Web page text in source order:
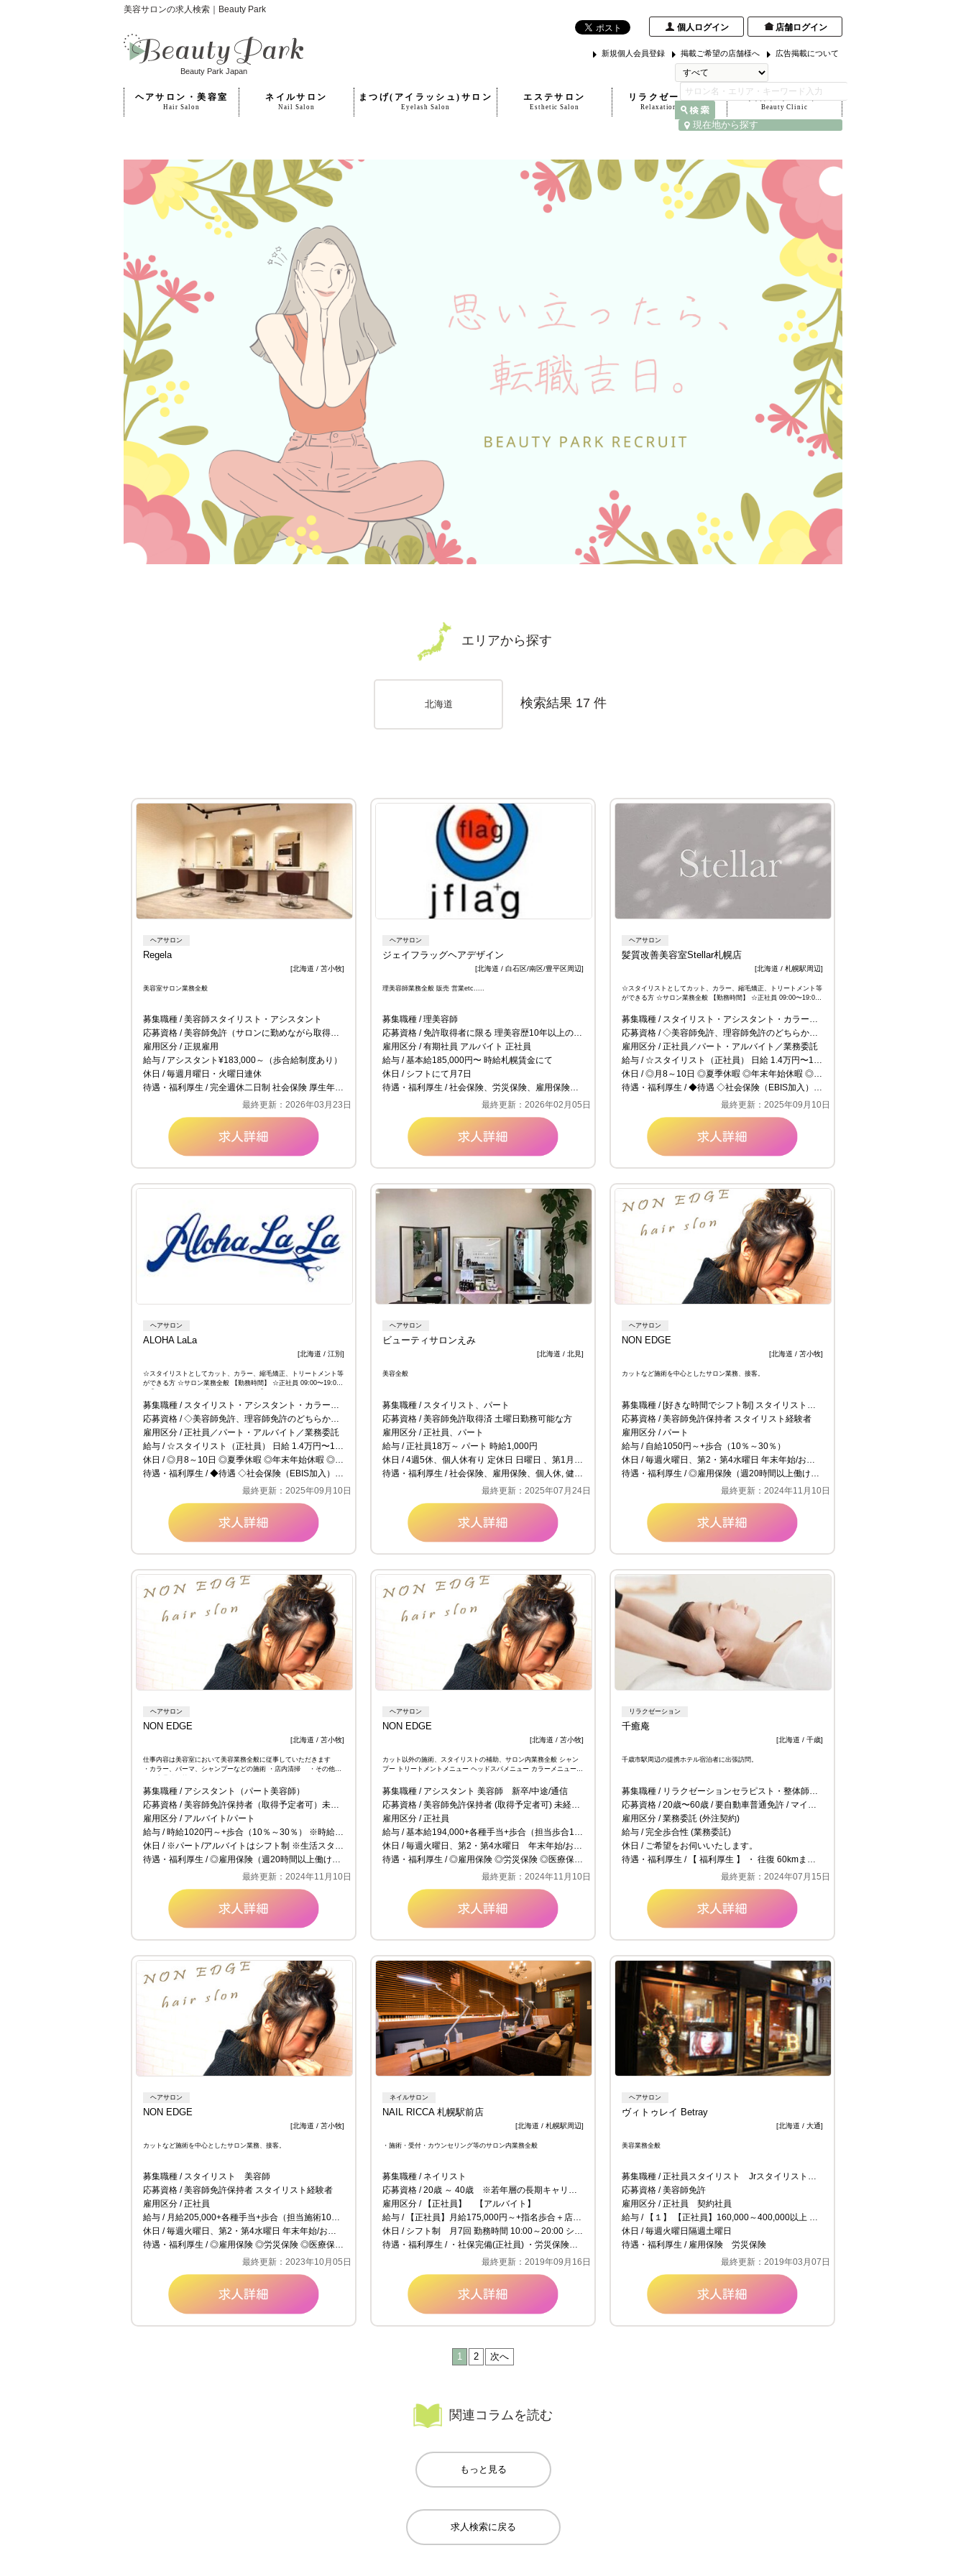
美容サロンの求人検索｜Beauty Park
Beauty Park Japan
個人ログイン 店舗ログイン
広告掲載について
掲載ご希望の店舗様へ
新規個人会員登録
現在地から探す
ヘアサロン・美容室
Hair Salon
ネイルサロン
Nail Salon
まつげ(アイラッシュ)サロン
Eyelash Salon
エステサロン
Esthetic Salon
リラクゼーション
Relaxation Salon
美容クリニック
Beauty Clinic
エリアから探す
北海道 検索結果 17 件
ヘアサロン
Regela
[北海道 / 苫小牧]
美容室サロン業務全般
募集職種
美容師スタイリスト・アシスタント
応募資格
美容師免許（サロンに勤めながら取得予定アシスタントも可）
雇用区分
正規雇用
給与
アシスタント¥183,000～（歩合給制度あり）
休日
毎週月曜日・火曜日連休
待遇・福利厚生
完全週休二日制 社会保険 厚生年金 労災保険 雇用保険 夏季・冬季休暇 有給休暇制度 社員レクリエーション
最終更新：2026年03月23日
ヘアサロン
ジェイフラッグヘアデザイン
[北海道 / 白石区/南区/豊平区周辺]
理美容師業務全般 販売 営業etc.....
募集職種
理美容師
応募資格
免許取得者に限る 理美容歴10年以上の男女
雇用区分
有期社員 アルバイト 正社員
給与
基本給185,000円〜 時給札幌賃金にて
休日
シフトにて月7日
待遇・福利厚生
社会保険、労災保険、雇用保険完備
最終更新：2026年02月05日
ヘアサロン
髪質改善美容室Stellar札幌店
[北海道 / 札幌駅周辺]
☆スタイリストとしてカット、カラー、縮毛矯正、トリートメント等
ができる方 ☆サロン業務全般 【勤務時間】 ☆正社員 09:00〜19:00
募集職種
スタイリスト・アシスタント・カラーリスト
応募資格
◇美容師免許、理容師免許のどちらかを保有している方 ◇スタイリストとしてカット、カラー、縮毛矯正、トリートメント等ができる方 ◇学歴・年齢不問 ◇ブランクのある方も歓迎
雇用区分
正社員／パート・アルバイト／業務委託
給与
☆スタイリスト（正社員） 日給 1.4万円〜1.4万円 日給14000×土日祝日の出勤した日数。 例）14000×6＝84000+交通費 交通費を請求する場合は領収書の提出が必要。 ＜試用期間あり＞ 1ヶ月 〜 3ヶ月 / 日給 14,000円 ☆パート 時給 1,200円〜1,500円 試用期間中は1100円で 以降1200円に上がります。 ＜試用期間あり＞ 1ヶ月 〜 3ヶ月 / 時給 1,100円 ☆業務委託 完全歩合 18.0万円〜60.0万円 技術売上フリー40％ 指名50～60% 商品売上10%
休日
◎月8～10日 ◎夏季休暇 ◎年末年始休暇 ◎誕生日休暇 ​◎有給休暇
待遇・福利厚生
◆待遇 ◇社会保険（EBIS加入） ◇雇用保険・労災保険 ◇交通費支給（上限2万円まで） ◇昇給制度あり ◇社員割引あり ◇車通勤可 ◇外部講習会参加 ◆教育・研修制度 ・社内研修制度有り ・社内カリキュラム制度有り ・研修期間3ヶ月間
最終更新：2025年09月10日
ヘアサロン
ALOHA LaLa
[北海道 / 江別]
☆スタイリストとしてカット、カラー、縮毛矯正、トリートメント等
ができる方 ☆サロン業務全般 【勤務時間】 ☆正社員 09:00〜19:00
募集職種
スタイリスト・アシスタント・カラーリスト
応募資格
◇美容師免許、理容師免許のどちらかを保有している方 ◇スタイリストとしてカット、カラー、縮毛矯正、トリートメント等ができる方 ◇学歴・年齢不問 ◇ブランクのある方も歓迎
雇用区分
正社員／パート・アルバイト／業務委託
給与
☆スタイリスト（正社員） 日給 1.4万円〜1.4万円 日給14000×土日祝日の出勤した日数。 例）14000×6＝84000+交通費 交通費を請求する場合は領収書の提出が必要。 ＜試用期間あり＞ 1ヶ月 〜 3ヶ月 / 日給 14,000円 ☆パート 時給 1,200円〜1,500円 試用期間中は1100円で 以降1200円に上がります。 ＜試用期間あり＞ 1ヶ月 〜 3ヶ月 / 時給 1,100円 ☆業務委託 完全歩合 18.0万円〜60.0万円 技術売上フリー40％ 指名50～60% 商品売上10%
休日
◎月8～10日 ◎夏季休暇 ◎年末年始休暇 ◎誕生日休暇 ​◎有給休暇
待遇・福利厚生
◆待遇 ◇社会保険（EBIS加入） ◇雇用保険・労災保険 ◇交通費支給（上限2万円まで） ◇昇給制度あり ◇社員割引あり ◇車通勤可 ◇外部講習会参加 ◆教育・研修制度 ・社内研修制度有り ・社内カリキュラム制度有り ・研修期間3ヶ月間
最終更新：2025年09月10日
ヘアサロン
ビューティサロンえみ
[北海道 / 北見]
美容全般
募集職種
スタイリスト、パート
応募資格
美容師免許取得済 土曜日勤務可能な方
雇用区分
正社員、パート
給与
正社員18万～ パート 時給1,000円
休日
4週5休、個人休有り 定休日 日曜日 、第1月曜日、第3月曜日
待遇・福利厚生
社会保険、雇用保険、個人休, 健康保険、厚生年金
最終更新：2025年07月24日
ヘアサロン
NON EDGE
[北海道 / 苫小牧]
カットなど施術を中心としたサロン業務、接客。
募集職種
[好きな時間でシフト制] スタイリスト（パート美容師）
応募資格
美容師免許保持者 スタイリスト経験者
雇用区分
パート
給与
自給1050円～+歩合（10％～30％）
休日
毎週火曜日、第2・第4水曜日 年末年始/お盆休み ※生活スタイルに合わせて出勤できますので、勤務体制はご相談ください。
待遇・福利厚生
◎雇用保険（週20時間以上働ける方のみ適用） ◎労災保険 ◎昇給有 ◎社員割引 ◎社員旅行 ◎大入り手当
最終更新：2024年11月10日
ヘアサロン
NON EDGE
[北海道 / 苫小牧]
仕事内容は美容室において美容業務全般に従事していただきます
・カラー、パーマ、シャンプーなどの施術 ・店内清掃 ・その他サ
募集職種
アシスタント（パート美容師）
応募資格
美容師免許保持者（取得予定者可）未経験者ＯＫ
雇用区分
アルバイト/パート
給与
時給1020円～+歩合（10％～30％） ※時給は能力によって変わります。 ※扶養内でご希望の場合は、時間で扶養内の給与。その他手当歩合は積立＆その他福利厚生で使用などに利用できます
休日
※パート/アルバイトはシフト制 ※生活スタイルに合わせて出勤できますので、勤務体制はご相談ください。
待遇・福利厚生
◎雇用保険（週20時間以上働ける方のみ適用） ◎労災保険 ◎昇給有 ◎社員割引 ◎社員旅行 ◎大入り手当
最終更新：2024年11月10日
ヘアサロン
NON EDGE
[北海道 / 苫小牧]
カット以外の施術、スタイリストの補助、サロン内業務全般 シャン
プー トリートメントメニュー ヘッドスパメニュー カラーメニュー
募集職種
アシスタント 美容師 新卒/中途/通信
応募資格
美容師免許保持者 (取得予定者可) 未経験者ＯＫ
雇用区分
正社員
給与
基本給194,000+各種手当+歩合（担当歩合10％） ※基本給は能力によって変わります。（全30項目） ※週休2日制社員は基本給180,000円
休日
毎週火曜日、第2・第4水曜日 年末年始/お盆休み
待遇・福利厚生
◎雇用保険 ◎労災保険 ◎医療保険手当 ◎年金保険手当 ◎大入り手当※1（500円～24,000円） ◎昇給/勤続給有り ◎その他各種手当※1 ◎社員割引 ◎有給休暇（年12回） ◎社員旅行 ◎独立支援制度
最終更新：2024年11月10日
リラクゼーション
千癒庵
[北海道 / 千歳]
千歳市駅周辺の提携ホテル宿泊者に出張訪問。
募集職種
リラクゼーションセラピスト・整体師【 副業OK 】
応募資格
20歳〜60歳 / 要自動車普通免許 / マイカー必須 / 有資格者・経験者限定
雇用区分
業務委託 (外注契約)
給与
完全歩合性 (業務委託)
休日
ご希望をお伺いいたします。
待遇・福利厚生
【 福利厚生 】 ・ 往復 60kmまで交通費支給 ・ セラピスト損害保険あり (任意) ・ 扶養内勤務可 ・ メンタルサポート (無料メンタルサポートシステム) ・ 車通勤可 (バイク・自転車通勤不可) ・ 無料研修制度 (実技・接客マナーなど)
最終更新：2024年07月15日
ヘアサロン
NON EDGE
[北海道 / 苫小牧]
カットなど施術を中心としたサロン業務、接客。
募集職種
スタイリスト 美容師
応募資格
美容師免許保持者 スタイリスト経験者
雇用区分
正社員
給与
月給205,000+各種手当+歩合（担当施術10％～30％）
休日
毎週火曜日、第2・第4水曜日 年末年始/お盆休み 好きな時間で働きたいや週休二日制など、ご相談ください
待遇・福利厚生
◎雇用保険 ◎労災保険 ◎医療保険手当 ◎積立保険手当 ◎大入り手当※1（500円～24,000円） ◎交通費（5000円まで） ◎昇給/勤続給有り ◎その他各種手当※1 ◎社員割引 ◎有給休暇（年12回） ◎社員旅行 （会社全額負担） ◎独立支援制度
最終更新：2023年10月05日
ネイルサロン
NAIL RICCA 札幌駅前店
[北海道 / 札幌駅周辺]
・施術・受付・カウンセリング等のサロン内業務全般
募集職種
ネイリスト
応募資格
20歳 ～ 40歳 ※若年層の長期キャリア形成を図るため ・女性 ※風紀上の理由による。 ・ネイルスクール卒業生 または卒業予定の方 ・JNA1級取得者かそれに応じた技術力(1級取得予定の方) ・サロン勤務経験者優遇 ・土・日・祝勤務可能な方(パート希望の方相談に応じます！) 担当川村までお電話下さい(09037778936)
雇用区分
【正社員】 【アルバイト】
給与
【正社員】月給175,000円～+指名歩合＋店販売手当＋売上達成手当等 【アルバイト】時給835円～
休日
シフト制 月7回 勤務時間 10:00～20:00 シフト制 有休休暇は全て取得可能 アルバイトは出勤日、勤務時間相談に応じます。
待遇・福利厚生
・社保完備(正社員) ・労災保険有り ・雇用保険有り ・エプロン支給 ・交通費定支給 ・研修/勉強会有り
最終更新：2019年09月16日
ヘアサロン
ヴィトゥレイ Betray
[北海道 / 大通]
美容業務全般
募集職種
正社員スタイリスト Jrスタイリスト 契約スタイリスト
応募資格
美容師免許
雇用区分
正社員 契約社員
給与
【１】 【正社員】160,000～400,000以上 ・スタイリスト 月給200,000円以上+インセンティブ(基本給＋指名売上歩合) 平均単価が10,000前後のお店ですので売上は上げやすいです！ 新規のお客様の入客もすぐに出来ます！ ・Jrスタイリスト 月給180,000円以上+インセンティブ
休日
毎週火曜日隔週土曜日
待遇・福利厚生
雇用保険 労災保険
最終更新：2019年03月07日
1 2 次へ
関連コラムを読む
もっと見る
求人検索に戻る